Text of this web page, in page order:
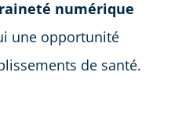
numérique
une opportunité
de santé.